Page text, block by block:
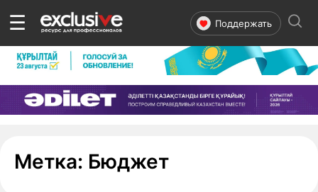
☰ Поддержать
Метка: Бюджет- страница 1